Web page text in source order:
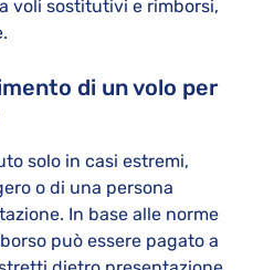
voli sostitutivi e rimborsi,
di un volo per
solo in casi estremi,
o di una persona
In base alle norme
può essere pagato a